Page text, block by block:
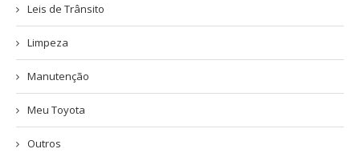
Leis de Trânsito
Limpeza
Manutenção
Meu Toyota
Outros